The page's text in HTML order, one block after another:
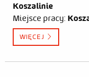
Koszalinie
Miejsce pracy:
WIĘCEJ